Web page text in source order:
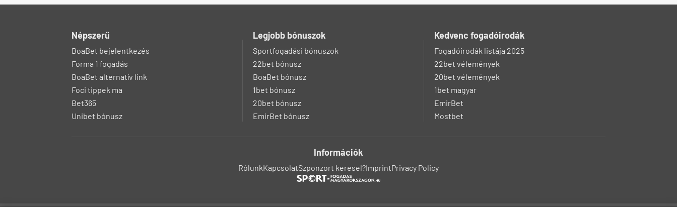
Népszerű
BoaBet bejelentkezés
Forma 1 fogadás
BoaBet alternatív link
Foci tippek ma
Bet365
Unibet bónusz
Legjobb bónuszok
Sportfogadási bónuszok
22bet bónusz
BoaBet bónusz
1bet bónusz
20bet bónusz
EmirBet bónusz
Kedvenc fogadóirodák
Fogadóirodák listája 2025
22bet vélemények
20bet vélemények
1bet magyar
EmirBet
Mostbet
Információk
RólunkKapcsolatSzponzort keresel?ImprintPrivacy Policy